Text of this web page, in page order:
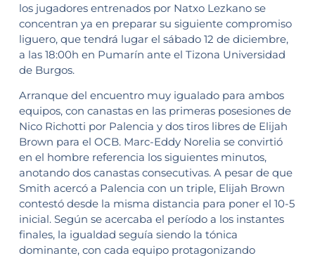
los jugadores entrenados por Natxo Lezkano se
concentran ya en preparar su siguiente compromiso
liguero, que tendrá lugar el sábado 12 de diciembre,
a las 18:00h en Pumarín ante el Tizona Universidad
de Burgos.
Arranque del encuentro muy igualado para ambos
equipos, con canastas en las primeras posesiones de
Nico Richotti por Palencia y dos tiros libres de Elijah
Brown para el OCB. Marc-Eddy Norelia se convirtió
en el hombre referencia los siguientes minutos,
anotando dos canastas consecutivas. A pesar de que
Smith acercó a Palencia con un triple, Elijah Brown
contestó desde la misma distancia para poner el 10-5
inicial. Según se acercaba el período a los instantes
finales, la igualdad seguía siendo la tónica
dominante, con cada equipo protagonizando